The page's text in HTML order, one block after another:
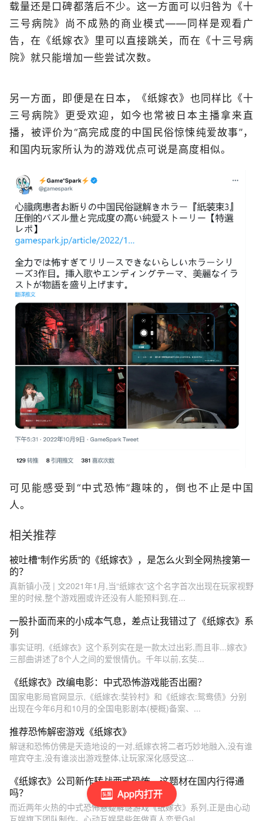
App内打开
载量还是口碑都落后不少。这一方面可以归咎为《十
三号病院》尚不成熟的商业模式——同样是观看广
告，在《纸嫁衣》里可以直接跳关，而在《十三号病
院》就只能增加一些尝试次数。
另一方面，即便是在日本，《纸嫁衣》也同样比《十
三号病院》更受欢迎，如今也常被日本主播拿来直
播，被评价为“高完成度的中国民俗惊悚纯爱故事”，
和国内玩家所认为的游戏优点可说是高度相似。
可见能感受到“中式恐怖”趣味的，倒也不止是中国
人。
相关推荐
被吐槽“制作劣质”的《纸嫁衣》，是怎么火到全网热搜第一
的？
真新镇小茂 | 文2021年1月,当“纸嫁衣”这个名字首次出现在玩家视野
里的时候,整个游戏圈或许还没有人能预料到,在...
一股扑面而来的小成本气息，差点让我错过了《纸嫁衣》系
列
事实证明,《纸嫁衣》这个系列实在是一款太过出彩,而且非...嫁衣》
三部曲讲述了8个人之间的爱恨情仇。千年以前,玄奘...
《纸嫁衣》改编电影：中式恐怖游戏能否出圈？
国家电影局官网显示,《纸嫁衣:奘铃村》和《纸嫁衣:鸳鸯债》分别
出现在今年6月和10月的全国电影剧本(梗概)备案、...
推荐恐怖解密游戏《纸嫁衣》
解谜和恐怖仿佛是天造地设的一对,纸嫁衣将二者巧妙地融入,没有谁
喧宾夺主,没有谁淡出游戏整体,让玩家深化感受这...
《纸嫁衣》公司新作转战西式恐怖，这题材在国内行得通
吗？
而近两年火热的中式恐怖悬疑解谜游戏《纸嫁衣》系列,正是由心动